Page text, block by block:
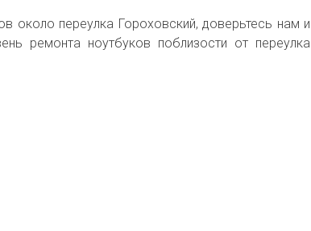
около переулка Гороховский, доверьтесь нам и
ремонта ноутбуков поблизости от переулка